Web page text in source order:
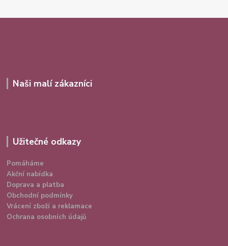
Naši malí zákazníci
Užitečné odkazy
Pomáháme
Akční nabídka
Doprava a platba
Obchodní podmínky
Vrácení zboží a reklamace
Ochrana osobních údajů